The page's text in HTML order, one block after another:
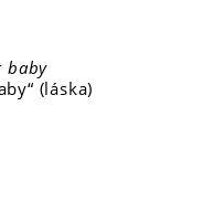
baby
(láska)